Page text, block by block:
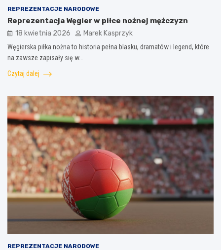
REPREZENTACJE NARODOWE
Reprezentacja Węgier w piłce nożnej mężczyzn
18 kwietnia 2026 Marek Kasprzyk
Węgierska piłka nożna to historia pełna blasku, dramatów i legend, które
na zawsze zapisały się w…
Czytaj dalej
REPREZENTACJE NARODOWE